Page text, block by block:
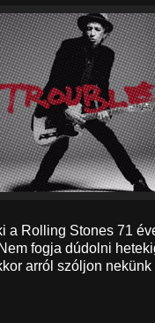
a Rolling Stones 71
fogja dúdolni
arról szóljon nekünk